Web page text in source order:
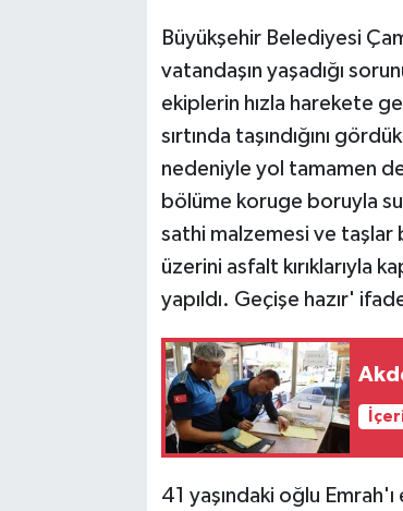
Büyükşehir Belediyesi
vatandaşın yaşadığı
ekiplerin hızla harekete
sırtında taşındığını
nedeniyle yol tamamen
bölüme koruge boruyla
sathi malzemesi ve taşlar
üzerini asfalt kırıklarıyla
yapıldı. Geçişe hazır'
41 yaşındaki oğlu